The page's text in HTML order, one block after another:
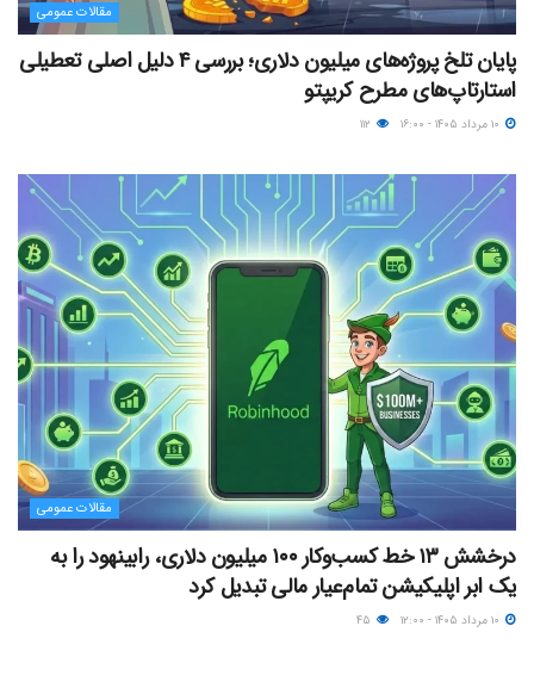
مقالات عمومی
پایان تلخ پروژه‌های میلیون دلاری؛ بررسی ۴ دلیل اصلی تعطیلی
استارتاپ‌های مطرح کریپتو
مقالات عمومی
درخشش ۱۳ خط کسب‌وکار ۱۰۰ میلیون دلاری، رابینهود را به
یک ابر اپلیکیشن تمام‌عیار مالی تبدیل کرد